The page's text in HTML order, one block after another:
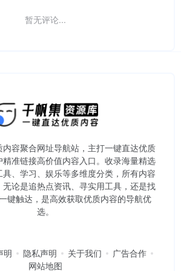
暂无评论...
容聚合网址导航站，主打一键直达优质
准链接高价值内容入口。​收录海量精选
、学习、娱乐等多维度分类，所有内容
论是追热点资讯、寻实用工具，还是找
键触达，是高效获取优质内容的导航优
选。
明 隐私声明 关于我们
广告合作
网站地图